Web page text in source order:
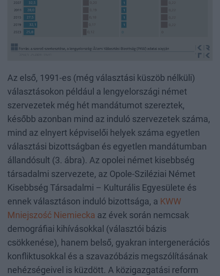
Az első, 1991-es (még választási küszöb nélküli)
választásokon például a lengyelországi német
szervezetek még hét mandátumot szereztek,
később azonban mind az induló szervezetek száma,
mind az elnyert képviselői helyek száma egyetlen
választási bizottságban és egyetlen mandátumban
állandósult (3. ábra). Az opolei német kisebbség
társadalmi szervezete, az Opole-Sziléziai Német
Kisebbség Társadalmi – Kulturális Egyesülete és
ennek választáson induló bizottsága, a KWW
Mniejszość Niemiecka az évek során nemcsak
demográfiai kihívásokkal (választói bázis
csökkenése), hanem belső, gyakran intergenerációs
konfliktusokkal és a szavazóbázis megszólításának
nehézségeivel is küzdött. A közigazgatási reform